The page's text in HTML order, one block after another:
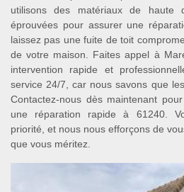
utilisons des matériaux de haute
éprouvées pour assurer une
laissez pas une fuite de toit
de votre maison. Faites appel à
intervention rapide et
service 24/7, car nous savons que
Contactez-nous dès maintenant
une réparation rapide à 61240.
priorité, et nous nous efforçons de
que vous méritez.